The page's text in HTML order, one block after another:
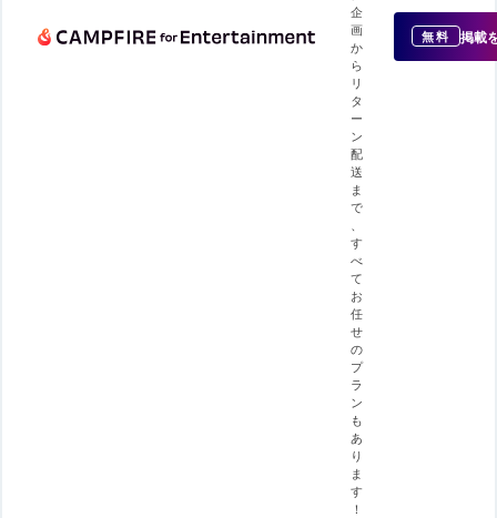
企
画
か
ら
リ
タ
ー
ン
配
送
ま
で
す
べ
て
お
任
せ
の
プ
ラ
ン
も
あ
り
ま
す
！
無料 掲載